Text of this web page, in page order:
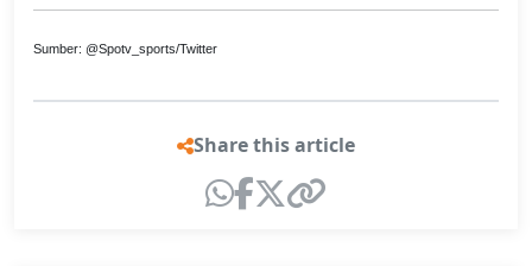
Sumber: @Spotv_sports/Twitter
Share this article